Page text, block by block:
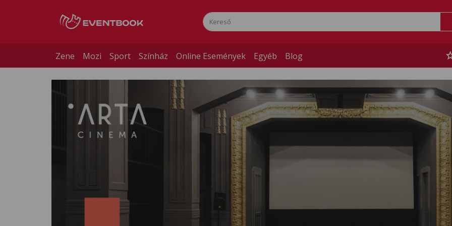
Zene Mozi Sport Színház Online Események Egyéb Blog